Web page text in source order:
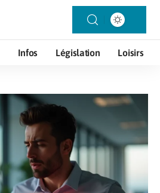
Infos Législation Loisirs